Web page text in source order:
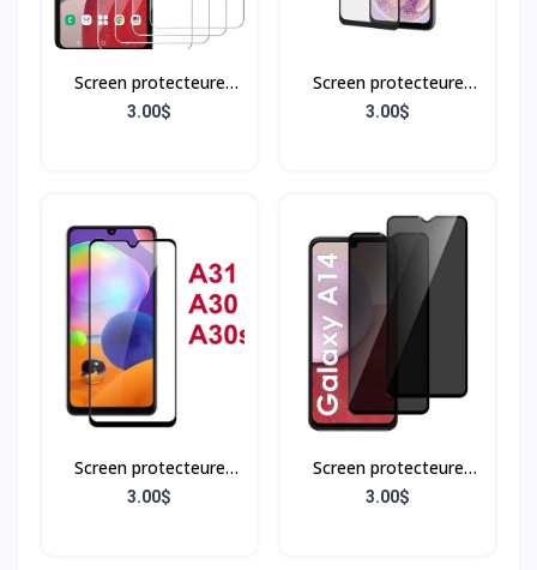
Screen protecteure
Samsung A23 5G
3.00$
Screen protecteure
Samsung A13
3.00$
Screen protecteure
Samsung A30S
3.00$
Screen protecteure
Samsung A14
3.00$